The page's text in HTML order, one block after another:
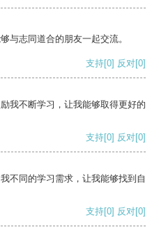
与志同道合的朋友一起交流。
支持[0] 反对[0]
我不断学习，让我能够取得更好的
支持[0] 反对[0]
不同的学习需求，让我能够找到自
支持[0] 反对[0]